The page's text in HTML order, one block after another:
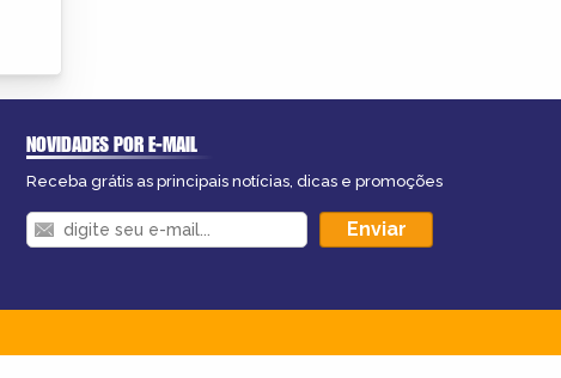
NOVIDADES POR E-MAIL
Receba grátis as principais notícias, dicas e promoções